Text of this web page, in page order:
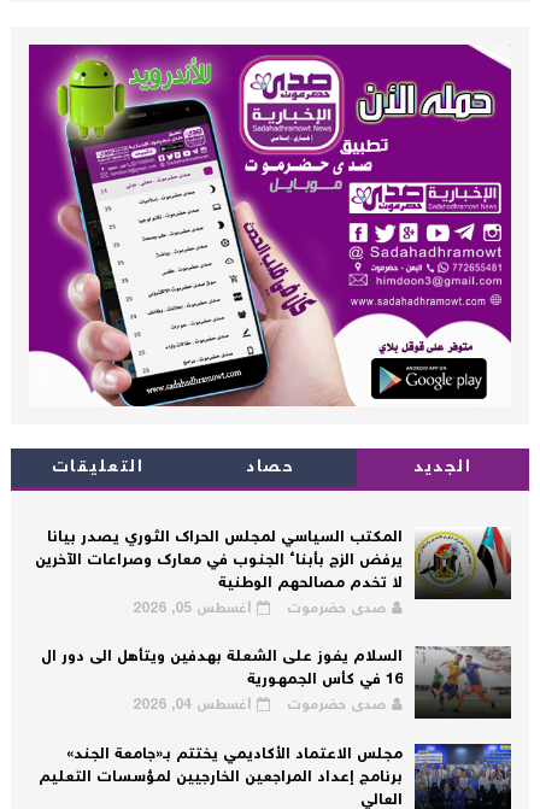
الجديد حصاد التعليقات
المكتب السياسي لمجلس الحراك الثوري يصدر بيانا
يرفض الزج بأبناء الجنوب في معارك وصراعات الآخرين
لا تخدم مصالحهم الوطنية
صدى حضرموت أغسطس 05, 2026
السلام يفوز على الشعلة بهدفين ويتأهل الى دور ال
16 في كأس الجمهورية
صدى حضرموت أغسطس 04, 2026
مجلس الاعتماد الأكاديمي يختتم بـ«جامعة الجند»
برنامج إعداد المراجعين الخارجيين لمؤسسات التعليم
العالي